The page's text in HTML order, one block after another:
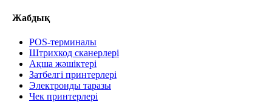
Жабдық
POS-терминалы
Штрихкод сканерлері
Ақша жәшіктері
Затбелгі принтерлері
Электронды таразы
Чек принтерлері